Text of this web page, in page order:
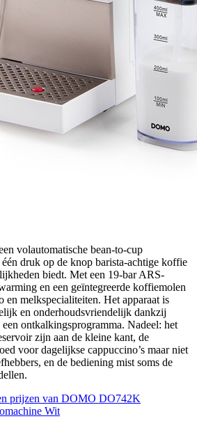
volautomatische bean-to-cup
één druk op de knop barista-achtige koffie
biedt. Met een 19-bar ARS-
en een geïntegreerde koffiemolen
en melkspecialiteiten. Het apparaat is
en onderhoudsvriendelijk dankzij
een ontkalkingsprogramma. Nadeel: het
zijn aan de kleine kant, de
voor dagelijkse cappuccino’s maar niet
en de bediening mist soms de
prijzen van DOMO DO742K
Wit